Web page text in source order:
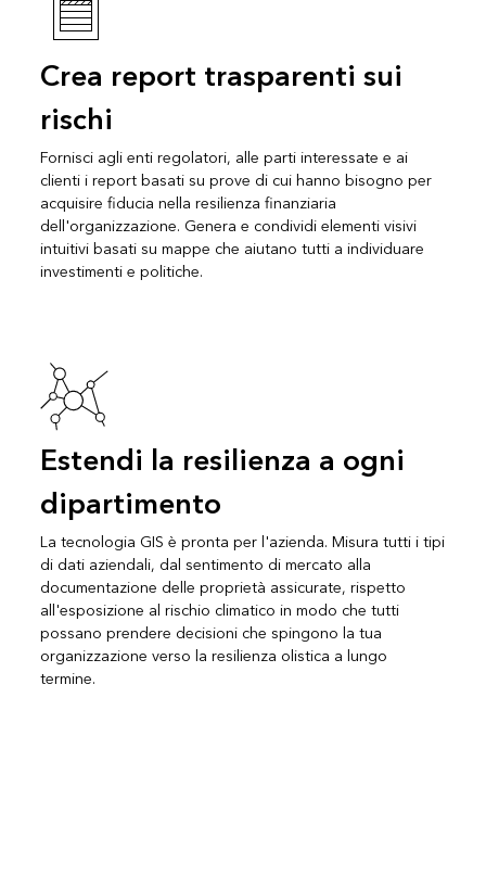
Crea report trasparenti sui
rischi
Fornisci agli enti regolatori, alle parti interessate e ai
clienti i report basati su prove di cui hanno bisogno per
acquisire fiducia nella resilienza finanziaria
dell'organizzazione. Genera e condividi elementi visivi
intuitivi basati su mappe che aiutano tutti a individuare
investimenti e politiche.
Estendi la resilienza a ogni
dipartimento
La tecnologia GIS è pronta per l'azienda. Misura tutti i tipi
di dati aziendali, dal sentimento di mercato alla
documentazione delle proprietà assicurate, rispetto
all'esposizione al rischio climatico in modo che tutti
possano prendere decisioni che spingono la tua
organizzazione verso la resilienza olistica a lungo
termine.